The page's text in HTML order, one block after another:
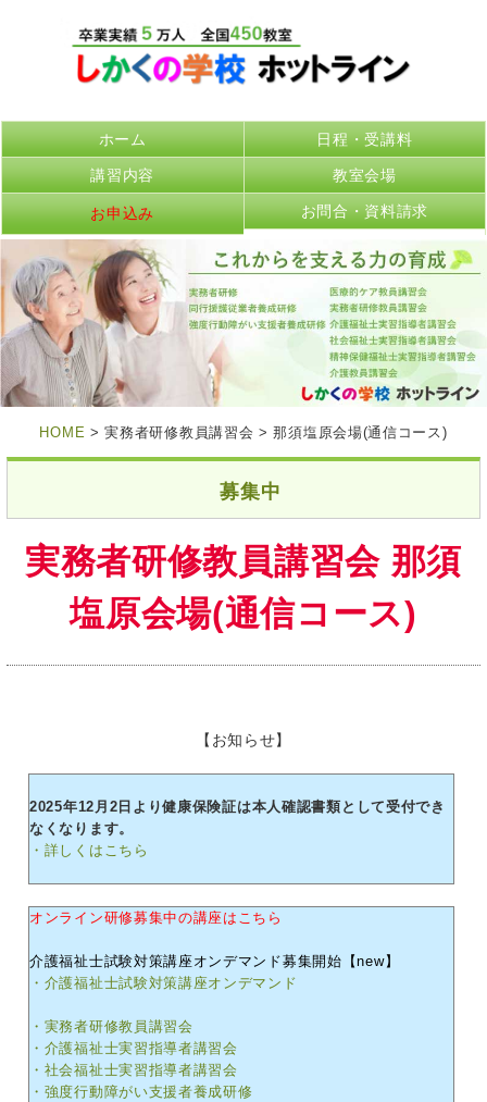
ホーム 日程・受講料
講習内容 教室会場
お申込み お問合・資料請求
HOME > 実務者研修教員講習会 > 那須塩原会場(通信コース)
募集中
実務者研修教員講習会 那須
塩原会場(通信コース)
【お知らせ】
2025年12月2日より健康保険証は本人確認書類として受付でき
なくなります。
・詳しくはこちら
オンライン研修募集中の講座はこちら
介護福祉士試験対策講座オンデマンド募集開始【new】
・介護福祉士試験対策講座オンデマンド
・実務者研修教員講習会
・介護福祉士実習指導者講習会
・社会福祉士実習指導者講習会
・強度行動障がい支援者養成研修